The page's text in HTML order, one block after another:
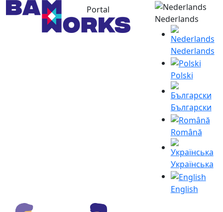
Portal
Nederlands
Nederlands
Polski
Български
Română
Українська
English